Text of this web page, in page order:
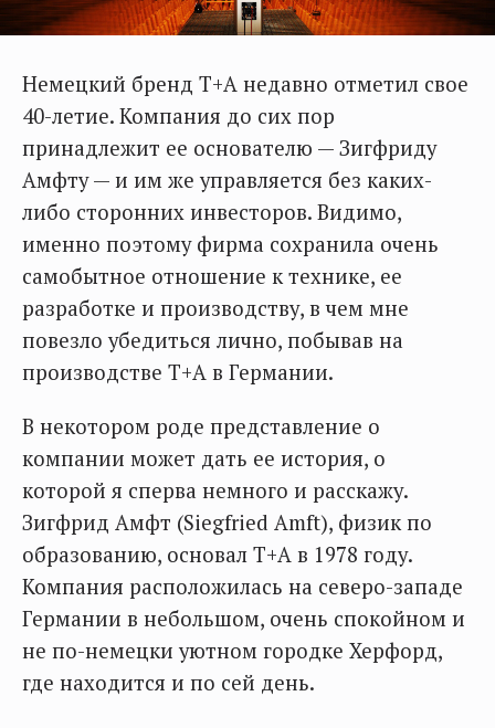
Немецкий бренд T+A недавно отметил свое
40-летие. Компания до сих пор
принадлежит ее основателю — Зигфриду
Амфту — и им же управляется без каких-
либо сторонних инвесторов. Видимо,
именно поэтому фирма сохранила очень
самобытное отношение к технике, ее
разработке и производству, в чем мне
повезло убедиться лично, побывав на
производстве T+A в Германии.
В некотором роде представление о
компании может дать ее история, о
которой я сперва немного и расскажу.
Зигфрид Амфт (Siegfried Amft), физик по
образованию, основал T+A в 1978 году.
Компания расположилась на северо-западе
Германии в небольшом, очень спокойном и
не по-немецки уютном городке Херфорд,
где находится и по сей день.